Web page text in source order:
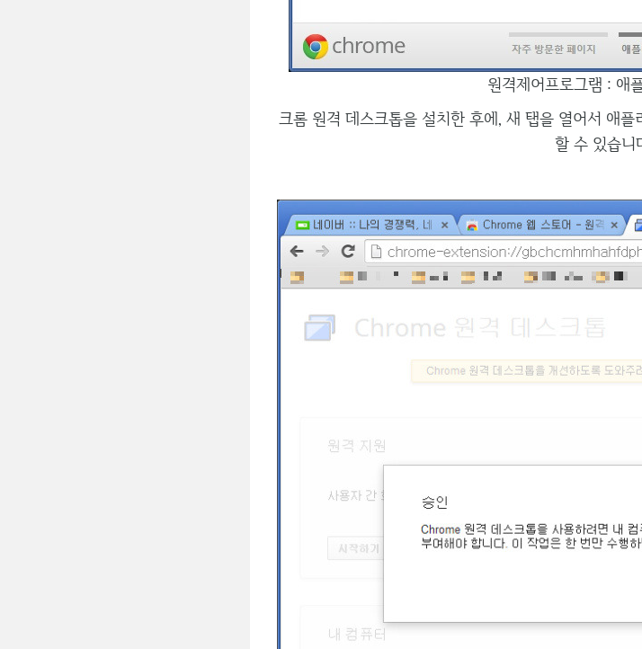
원격제어프로그램 : 애
크롬 원격 데스크톱을 설치한 후에, 새 탭을 열어서 애
할 수 있습니